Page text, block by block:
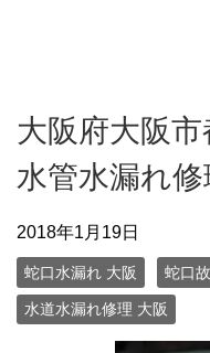
大阪府大阪
水管水漏れ修
2018年1月19日
蛇口水漏れ 大阪 蛇口
水道水漏れ修理 大阪